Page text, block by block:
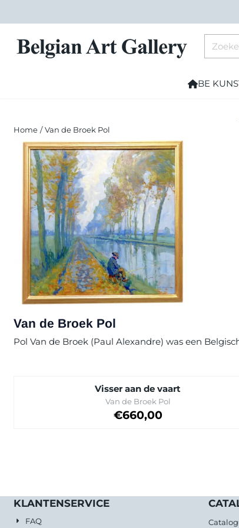
BE
Home / Van de Broek Pol
Van de Broek Pol
Pol Van de Broek (Paul Alexandre) was een
Visser aan de vaart
Merk:
Van de Broek Pol
Prijs: 660,00
€660,00
KLANTENSERVICE
FAQ